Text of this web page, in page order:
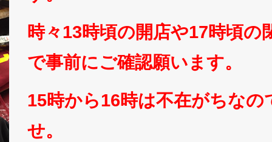
時々13時頃の開店や17時頃の
で事前にご確認願います。
15時から16時は不在がちなの
せ。